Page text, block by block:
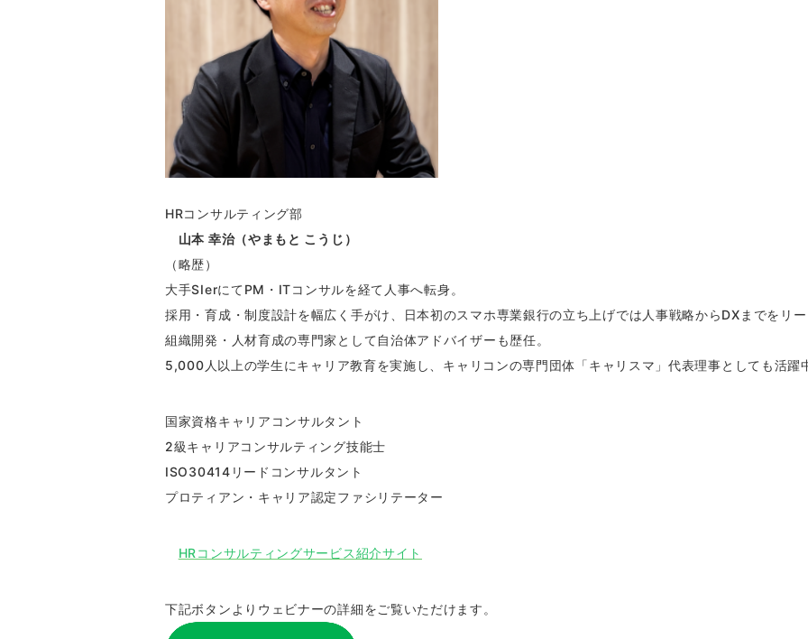
HRコンサルティング部
山本 幸治（やまもと こうじ）
（略歴）​​​​​​
大手SIerにてPM・ITコンサルを経て人事へ転身。
採用・育成・制度設計を幅広く手がけ、日本初のスマホ専業銀行の立ち上げでは人事戦略からDXまでをリー
組織開発・人材育成の専門家として自治体アドバイザーも歴任。
5,000人以上の学生にキャリア教育を実施し、キャリコンの専門団体「キャリスマ」代表理事としても活躍
国家資格キャリアコンサルタント
2級キャリアコンサルティング技能士
ISO30414リードコンサルタント
プロティアン・キャリア認定ファシリテーター
HRコンサルティングサービス紹介サイト
下記ボタンよりウェビナーの詳細をご覧いただけます。